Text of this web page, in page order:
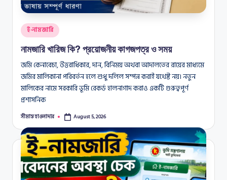
Posted
in
ই-নামজারি
নামজারি খারিজ কি? প্রয়োজনীয় কাগজপত্র ও সময়
জমি কেনাবেচা, উত্তরাধিকার, দান, বিনিময় অথবা আদালতের রায়ের মাধ্যমে
জমির মালিকানা পরিবর্তন হলে শুধু দলিল সম্পন্ন করাই যথেষ্ট নয়। নতুন
মালিকের নামে সরকারি ভূমি রেকর্ড হালনাগাদ করাও একটি গুরুত্বপূর্ণ
প্রশাসনিক
Posted
সীমান্ত হাওলাদার August 5, 2026